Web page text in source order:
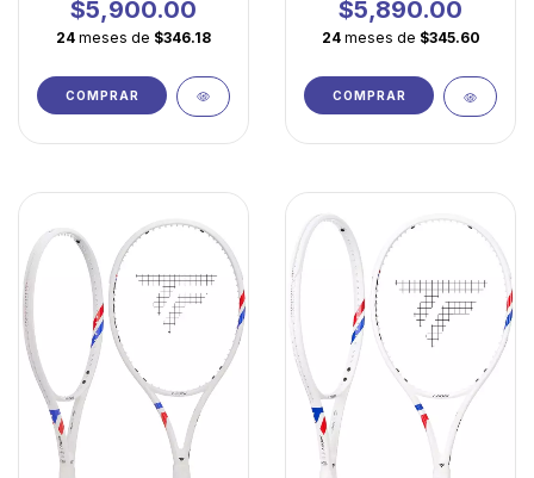
Competitivos
$5,900.00
24 meses de $346.18
COMPRAR
Jugadores Exigentes
$5,890.00
24 meses de $345.60
COMPRAR